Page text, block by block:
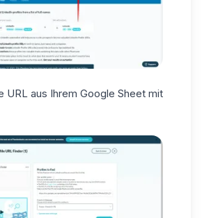
URL aus Ihrem Google Sheet mit